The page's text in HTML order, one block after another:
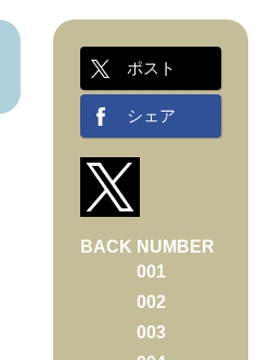
ポスト
シェア
BACK NUMBER
001
002
003